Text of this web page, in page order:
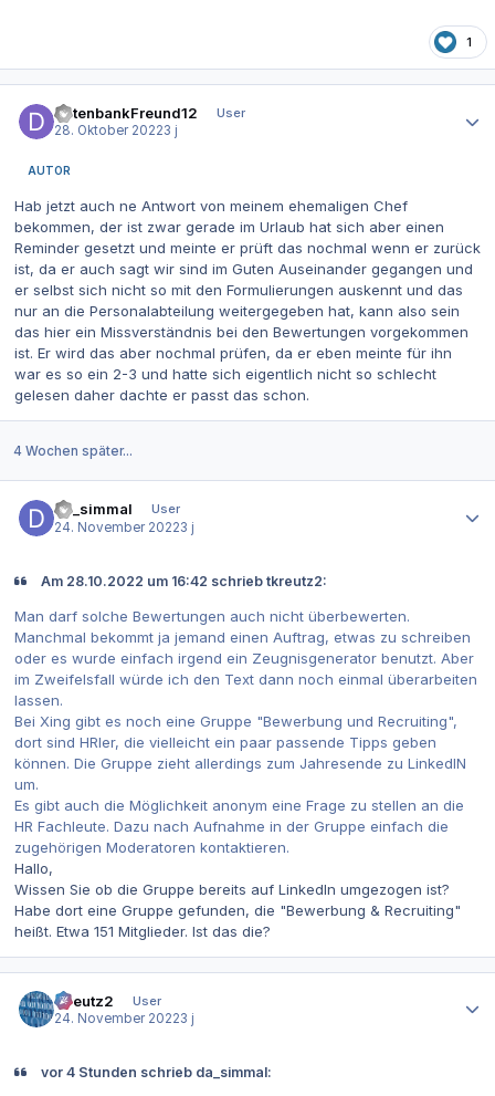
1
DatenbankFreund12
User
28. Oktober 20223 j
AUTOR
Hab jetzt auch ne Antwort von meinem ehemaligen Chef
bekommen, der ist zwar gerade im Urlaub hat sich aber einen
Reminder gesetzt und meinte er prüft das nochmal wenn er zurück
ist, da er auch sagt wir sind im Guten Auseinander gegangen und
er selbst sich nicht so mit den Formulierungen auskennt und das
nur an die Personalabteilung weitergegeben hat, kann also sein
das hier ein Missverständnis bei den Bewertungen vorgekommen
ist. Er wird das aber nochmal prüfen, da er eben meinte für ihn
war es so ein 2-3 und hatte sich eigentlich nicht so schlecht
gelesen daher dachte er passt das schon.
4 Wochen später...
da_simmal
User
24. November 20223 j
Am 28.10.2022 um 16:42 schrieb tkreutz2:
Man darf solche Bewertungen auch nicht überbewerten.
Manchmal bekommt ja jemand einen Auftrag, etwas zu schreiben
oder es wurde einfach irgend ein Zeugnisgenerator benutzt. Aber
im Zweifelsfall würde ich den Text dann noch einmal überarbeiten
lassen.
Bei Xing gibt es noch eine Gruppe "Bewerbung und Recruiting",
dort sind HRler, die vielleicht ein paar passende Tipps geben
können. Die Gruppe zieht allerdings zum Jahresende zu LinkedIN
um.
Es gibt auch die Möglichkeit anonym eine Frage zu stellen an die
HR Fachleute. Dazu nach Aufnahme in der Gruppe einfach die
zugehörigen Moderatoren kontaktieren.
Hallo,
Wissen Sie ob die Gruppe bereits auf LinkedIn umgezogen ist?
Habe dort eine Gruppe gefunden, die "Bewerbung & Recruiting"
heißt. Etwa 151 Mitglieder. Ist das die?
tkreutz2
User
24. November 20223 j
vor 4 Stunden schrieb da_simmal: